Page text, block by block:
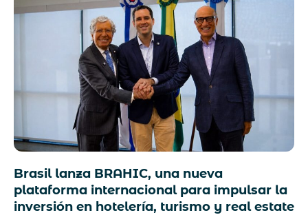
Brasil lanza BRAHIC, una nueva
plataforma internacional para impulsar la
inversión en hotelería, turismo y real estate